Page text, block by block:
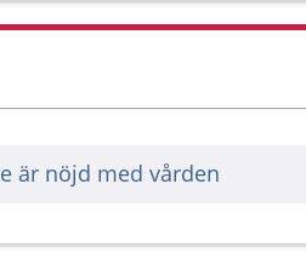
är nöjd med vården